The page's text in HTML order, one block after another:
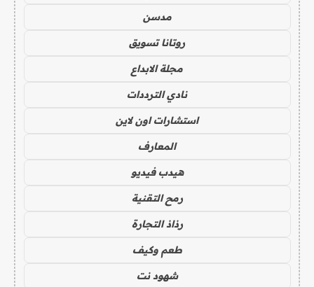
مدسن
روتانا تسويق
مجلة الابداع
نادي الترددات
استشارات اون لاين
المعارف
هيدب فيديو
رمح التقنية
رذاذ التجارة
طعم وكيف
شهود نت